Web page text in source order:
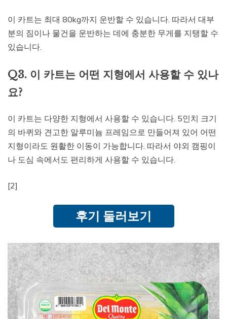
이 카트는 최대 80kg까지 운반할 수 있습니다. 따라서 대부
분의 짐이나 물건을 운반하는 데에 충분한 무게를 지탱할 수
있습니다.
Q3. 이 카트는 어떤 지형에서 사용할 수 있나
요?
이 카트는 다양한 지형에서 사용할 수 있습니다. 5인치 크기
의 바퀴와 견고한 알루미늄 프레임으로 만들어져 있어 어떤
지형이라도 원활한 이동이 가능합니다. 따라서 야외 캠핑이
나 도심 속에서도 편리하게 사용할 수 있습니다.
[2]
후기 둘러보기